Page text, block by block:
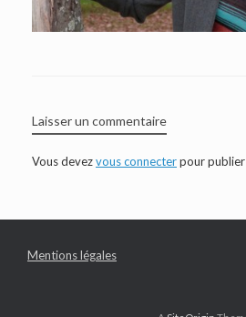
Laisser un commentaire
Vous devezvous connecterpour
Mentions légales